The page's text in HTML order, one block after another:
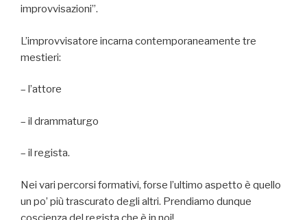
improvvisazioni”.
L’improvvisatore incarna contemporaneamente tre
mestieri:
– l’attore
– il drammaturgo
– il regista.
Nei vari percorsi formativi, forse l’ultimo aspetto è quello
un po’ più trascurato degli altri. Prendiamo dunque